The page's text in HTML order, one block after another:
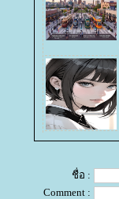
ชื่อ :
Comment :